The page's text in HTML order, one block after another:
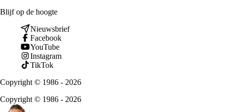
Blijf op de hoogte
Nieuwsbrief
Facebook
YouTube
Instagram
TikTok
Copyright © 1986 - 2026
Copyright © 1986 - 2026